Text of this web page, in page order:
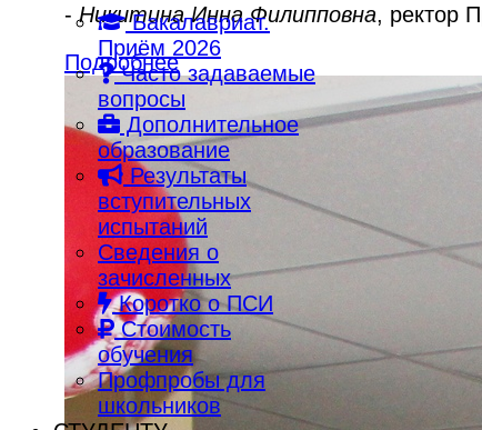
Бакалавриат.
Приём 2026
Часто задаваемые
вопросы
Дополнительное
образование
Результаты
вступительных
испытаний
Сведения о
зачисленных
Коротко о ПСИ
Стоимость
обучения
Профпробы для
школьников
-Никитина Инна Филипповна, ректор
Подробнее